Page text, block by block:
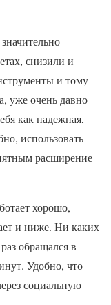
снизили и
и тому
уже очень давно
как надежная,
использовать
расширение
хорошо,
и ниже. Ни каких
обращался в
Удобно, что
социальную